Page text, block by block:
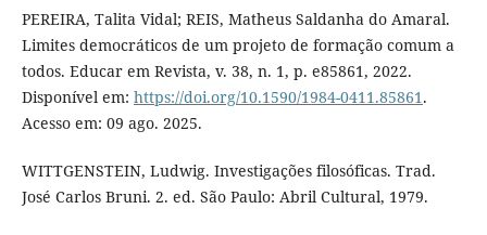
PEREIRA, Talita Vidal; REIS, Matheus Saldanha do Amaral.
Limites democráticos de um projeto de formação comum a
todos. Educar em Revista, v. 38, n. 1, p. e85861, 2022.
Disponível em: https://doi.org/10.1590/1984-0411.85861 .
Acesso em: 09 ago. 2025.
WITTGENSTEIN, Ludwig. Investigações filosóficas. Trad.
José Carlos Bruni. 2. ed. São Paulo: Abril Cultural, 1979.